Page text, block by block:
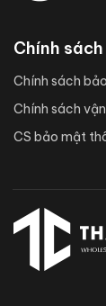
Chính sách
Chính sách
Chính sách
CS bảo mật